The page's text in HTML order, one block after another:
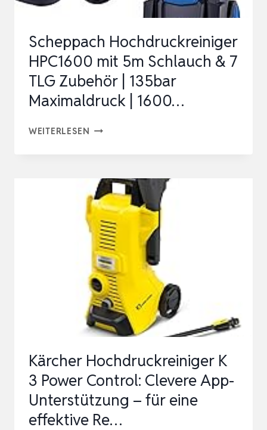
SCHAUM…
Scheppach Hochdruckreiniger
HPC1600 mit 5m Schlauch & 7
TLG Zubehör | 135bar
Maximaldruck | 1600…
WEITERLESEN SCHEPPACH
MIT
5M
SCHLAUCH
&
7
TLG
ZUBEHÖR
|
135BAR
|
1600…
Kärcher Hochdruckreiniger K
3 Power Control: Clevere App-
Unterstützung – für eine
effektive Re…